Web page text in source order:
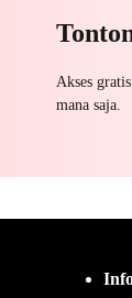
Akses
mana saja.